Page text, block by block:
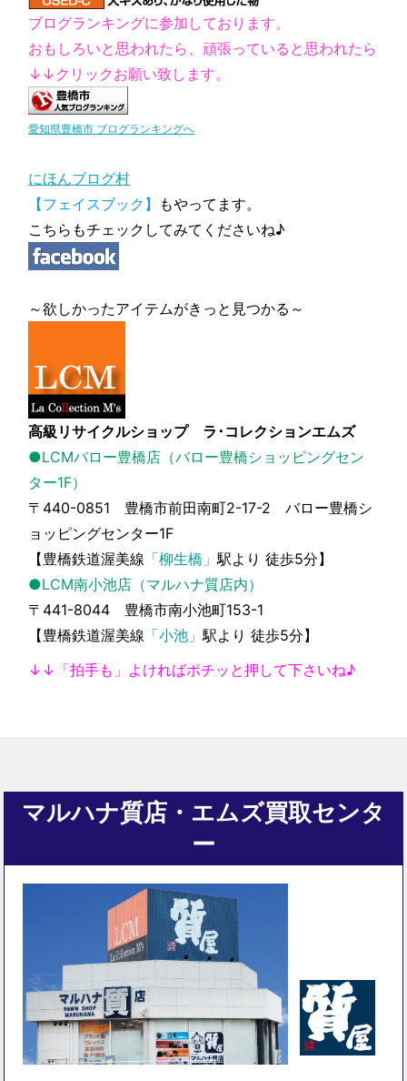
ブログランキングに参加しております。
おもしろいと思われたら、頑張っていると思われたら
↓↓クリックお願い致します。
愛知県豊橋市 ブログランキングへ
にほんブログ村
【フェイスブック】
もやってます。
こちらもチェックしてみてくださいね♪
～欲しかったアイテムがきっと見つかる～
高級リサイクルショップ ラ･コレクションエムズ
●LCMバロー豊橋店（バロー豊橋ショッピングセン
ター1F）
〒440-0851 豊橋市前田南町2-17-2 バロー豊橋シ
ョッピングセンター1F
【豊橋鉄道渥美線 「柳生橋」駅より 徒歩5分】
●LCM南小池店（マルハナ質店内）
〒441-8044 豊橋市南小池町153-1
【豊橋鉄道渥美線 「小池」駅より 徒歩5分】
↓↓「拍手も」よければポチッと押して下さいね♪
マルハナ質店・エムズ買取センタ
ー